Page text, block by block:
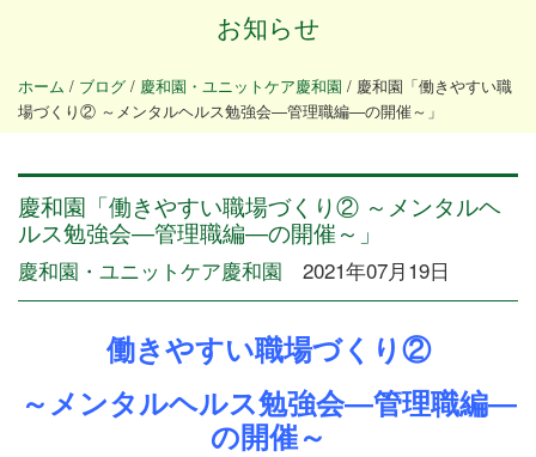
お知らせ
ホーム / ブログ / 慶和園・ユニットケア慶和園 / 慶和園「働きやすい職
場づくり② ～メンタルヘルス勉強会―管理職編―の開催～」
慶和園「働きやすい職場づくり② ～メンタルヘ
ルス勉強会―管理職編―の開催～」
慶和園・ユニットケア慶和園 2021年07月19日
働きやすい職場づくり②
～メンタルヘルス勉強会―管理職編―
の開催～